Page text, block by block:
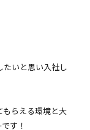
いと思い入社し
もらえる環境と大
す！